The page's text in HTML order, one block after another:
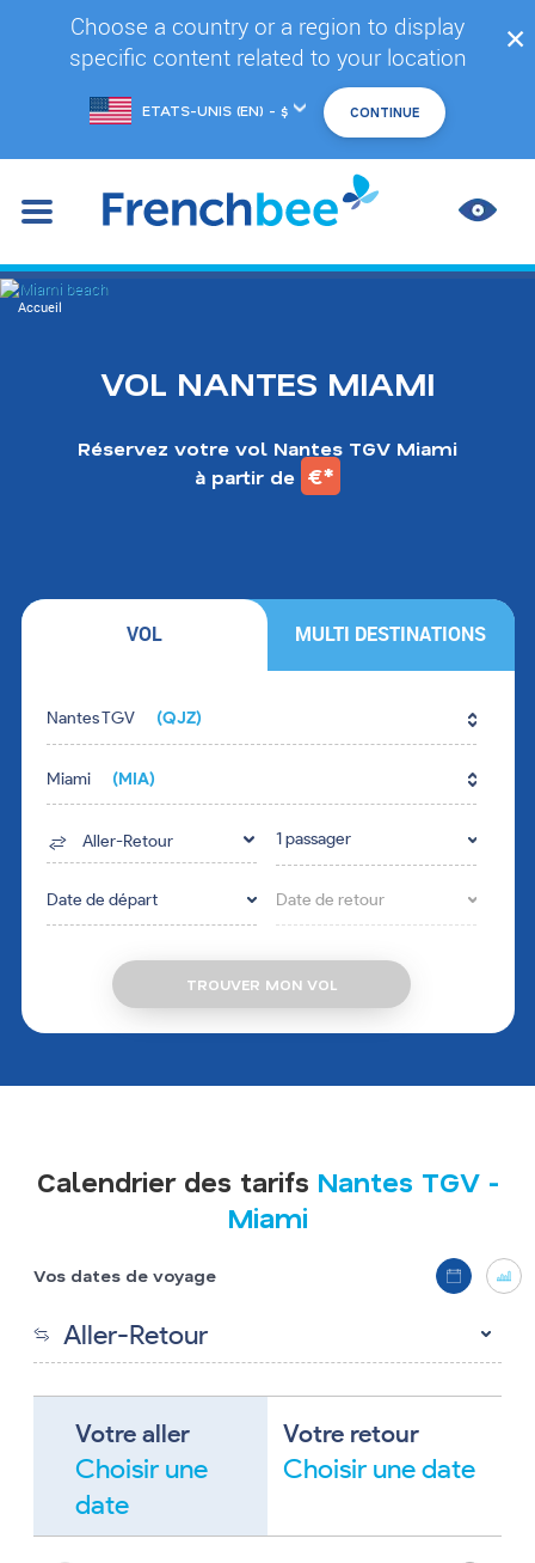
Choose a country or a region to display
specific content related to your location
de
✕
LES
You
Accueil
VOL MULTI DESTINATIONS
Fill in the form fields in the right order.
Nantes TGV (QJZ)
Miami (MIA)
Aller-Retour 1 passager
Date de départ Date de retour
VOL NANTES MIAMI
Réservez votre vol Nantes TGV Miami
à partir de €*
Calendrier des tarifs Nantes TGV -
Miami
Affichage
Switch
Vos dates de voyage
Aller-Retour
Votre aller
Choisir une
date
Votre retour
Choisir une date